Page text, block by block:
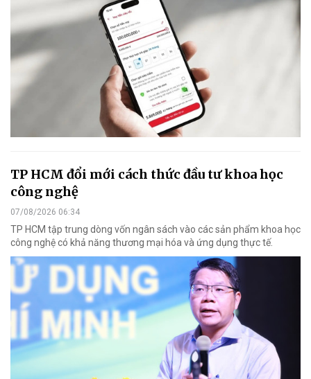
TP HCM đổi mới cách thức đầu tư khoa học
công nghệ
07/08/2026 06:34
TP HCM tập trung dòng vốn ngân sách vào các sản phẩm khoa học
công nghệ có khả năng thương mại hóa và ứng dụng thực tế.